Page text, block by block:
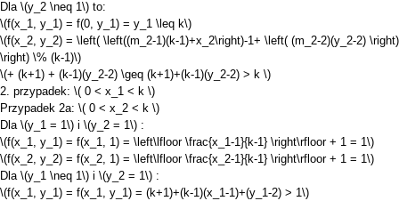
Dla \(y_2 \neq 1\) to:
\(f(x_1, y_1) = f(0, y_1) = y_1 \leq k\)
\(f(x_2, y_2) = \left( \left((m_2-1)(k-1)+x_2\right)-1+ \left( (m_2-2)(y_2-2) \right)
\right) \% (k-1)\)
\(+ (k+1) + (k-1)(y_2-2) \geq (k+1)+(k-1)(y_2-2) > k \)
2. przypadek: \( 0 < x_1 < k \)
Przypadek 2a: \( 0 < x_2 < k \)
Dla \(y_1 = 1\) i \(y_2 = 1\) :
\(f(x_1, y_1) = f(x_1, 1) = \left\lfloor \frac{x_1-1}{k-1} \right\rfloor + 1 = 1\)
\(f(x_2, y_2) = f(x_2, 1) = \left\lfloor \frac{x_2-1}{k-1} \right\rfloor + 1 = 1\)
Dla \(y_1 \neq 1\) i \(y_2 = 1\) :
\(f(x_1, y_1) = f(x_1, y_1) = (k+1)+(k-1)(x_1-1)+(y_1-2) > 1\)